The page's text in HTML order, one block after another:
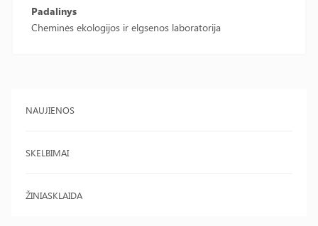
NAUJIENOS
SKELBIMAI
ŽINIASKLAIDA
Padalinys
Cheminės ekologijos ir elgsenos laboratorija